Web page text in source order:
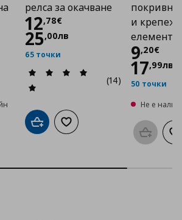
списъка с любими
релса за окачване
12,78€
Цена
25,00лв
65 точки
(14)
Добави в кошницата
Добави към списъка с
покривна
и
елементи
9,20€
Цена
17,99лв
50 точки
Не е